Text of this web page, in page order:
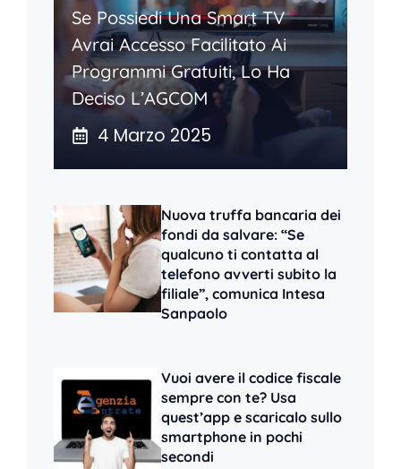
Se Possiedi Una Smart TV
Avrai Accesso Facilitato Ai
Programmi Gratuiti, Lo Ha
Deciso L’AGCOM
4 Marzo 2025
Nuova truffa bancaria dei
fondi da salvare: “Se
qualcuno ti contatta al
telefono avverti subito la
filiale”, comunica Intesa
Sanpaolo
Vuoi avere il codice fiscale
sempre con te? Usa
quest’app e scaricalo sullo
smartphone in pochi
secondi